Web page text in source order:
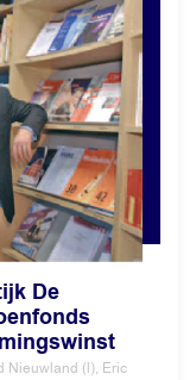
De
Nieuwland (l), Eric